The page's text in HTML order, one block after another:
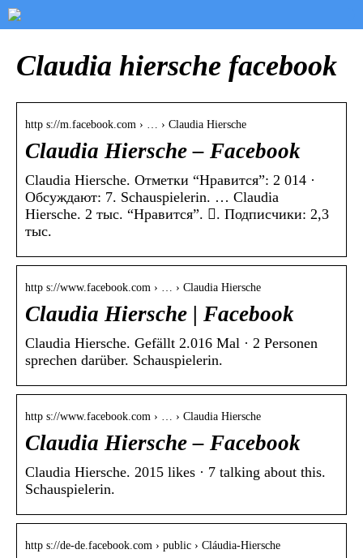
Claudia hiersche facebook
http s://m.facebook.com › … › Claudia Hiersche
Claudia Hiersche – Facebook
Claudia Hiersche. Отметки “Нравится”: 2 014 ·
Обсуждают: 7. Schauspielerin. … Claudia
Hiersche. 2 тыс. “Нравится”. 󱞋. Подписчики: 2,3
тыс.
http s://www.facebook.com › … › Claudia Hiersche
Claudia Hiersche | Facebook
Claudia Hiersche. Gefällt 2.016 Mal · 2 Personen
sprechen darüber. Schauspielerin.
http s://www.facebook.com › … › Claudia Hiersche
Claudia Hiersche – Facebook
Claudia Hiersche. 2015 likes · 7 talking about this.
Schauspielerin.
http s://de-de.facebook.com › public › Cláudia-Hiersche